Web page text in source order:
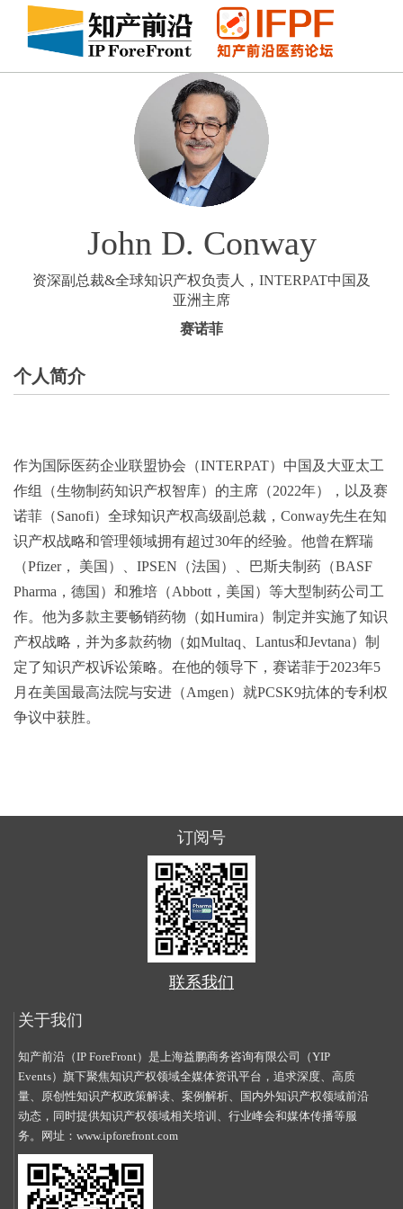
John D. Conway
资深副总裁&全球知识产权负责人，INTERPAT中国及
亚洲主席
赛诺菲
个人简介
作为国际医药企业联盟协会（INTERPAT）中国及大亚太工
作组（生物制药知识产权智库）的主席（2022年），以及赛
诺菲（Sanofi）全球知识产权高级副总裁，Conway先生在知
识产权战略和管理领域拥有超过30年的经验。他曾在辉瑞
（Pfizer， 美国）、IPSEN（法国）、巴斯夫制药（BASF
Pharma，德国）和雅培（Abbott，美国）等大型制药公司工
作。他为多款主要畅销药物（如Humira）制定并实施了知识
产权战略，并为多款药物（如Multaq、Lantus和Jevtana）制
定了知识产权诉讼策略。在他的领导下，赛诺菲于2023年5
月在美国最高法院与安进（Amgen）就PCSK9抗体的专利权
争议中获胜。
订阅号
联系我们
关于我们
知产前沿（IP ForeFront）是上海益鹏商务咨询有限公司（YIP
Events）旗下聚焦知识产权领域全媒体资讯平台，追求深度、高质
量、原创性知识产权政策解读、案例解析、国内外知识产权领域前沿
动态，同时提供知识产权领域相关培训、行业峰会和媒体传播等服
务。网址： www.ipforefront.com